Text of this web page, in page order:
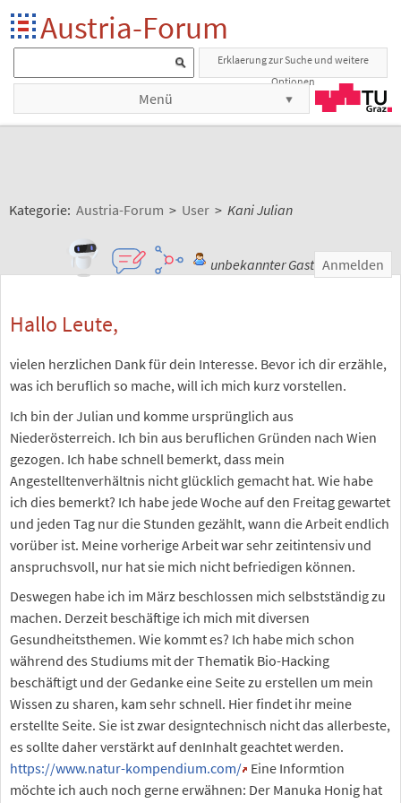
Austria-Forum
Erklaerung zur Suche und weitere
Optionen
Menü
Kategorie: Austria-Forum > User > Kani Julian
unbekannter Gast Anmelden
Hallo Leute,
vielen herzlichen Dank für dein Interesse. Bevor ich dir erzähle,
was ich beruflich so mache, will ich mich kurz vorstellen.
Ich bin der Julian und komme ursprünglich aus
Niederösterreich. Ich bin aus beruflichen Gründen nach Wien
gezogen. Ich habe schnell bemerkt, dass mein
Angestelltenverhältnis nicht glücklich gemacht hat. Wie habe
ich dies bemerkt? Ich habe jede Woche auf den Freitag gewartet
und jeden Tag nur die Stunden gezählt, wann die Arbeit endlich
vorüber ist. Meine vorherige Arbeit war sehr zeitintensiv und
anspruchsvoll, nur hat sie mich nicht befriedigen können.
Deswegen habe ich im März beschlossen mich selbstständig zu
machen. Derzeit beschäftige ich mich mit diversen
Gesundheitsthemen. Wie kommt es? Ich habe mich schon
während des Studiums mit der Thematik Bio-Hacking
beschäftigt und der Gedanke eine Seite zu erstellen um mein
Wissen zu sharen, kam sehr schnell. Hier findet ihr meine
erstellte Seite. Sie ist zwar designtechnisch nicht das allerbeste,
es sollte daher verstärkt auf denInhalt geachtet werden.
https://www.natur-kompendium.com/ Eine Informtion
möchte ich auch noch gerne erwähnen: Der Manuka Honig hat